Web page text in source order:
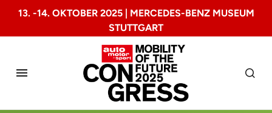
13. -14. OKTOBER 2025 | MERCEDES-BENZ MUSEUM
STUTTGART